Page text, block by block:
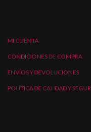
MI CUENTA
CONDICIONES DE COMPRA
ENVÍOS Y DEVOLUCIONES
POLÍTICA DE CALIDAD Y